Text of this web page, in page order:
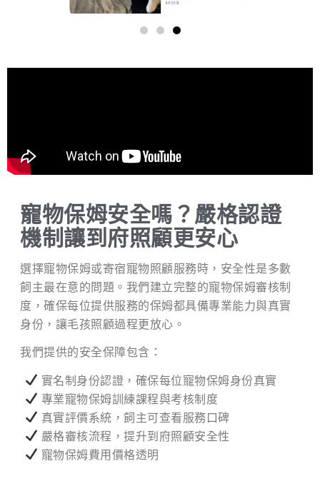
寵物保姆安全嗎？嚴格認證
機制讓到府照顧更安心
選擇寵物保姆或寄宿寵物照顧服務時，安全性是多數
飼主最在意的問題。我們建立完整的寵物保姆審核制
度，確保每位提供服務的保姆都具備專業能力與真實
身份，讓毛孩照顧過程更放心。
我們提供的安全保障包含：
實名制身份認證，確保每位寵物保姆身份真實
專業寵物保姆訓練課程與考核制度
真實評價系統，飼主可查看服務口碑
嚴格審核流程，提升到府照顧安全性
寵物保姆費用價格透明